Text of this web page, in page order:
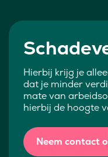
Hierbij krijg je
dat je minder
mate van
hierbij de hoogte
Neem contact